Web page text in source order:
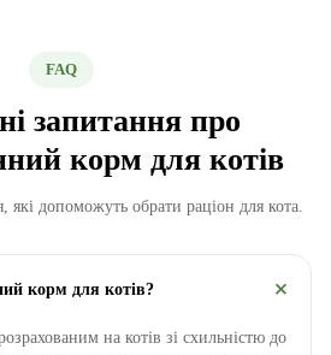
FAQ
запитання про
корм для котів
які допоможуть обрати раціон для кота.
корм для котів?
на котів зі схильністю до